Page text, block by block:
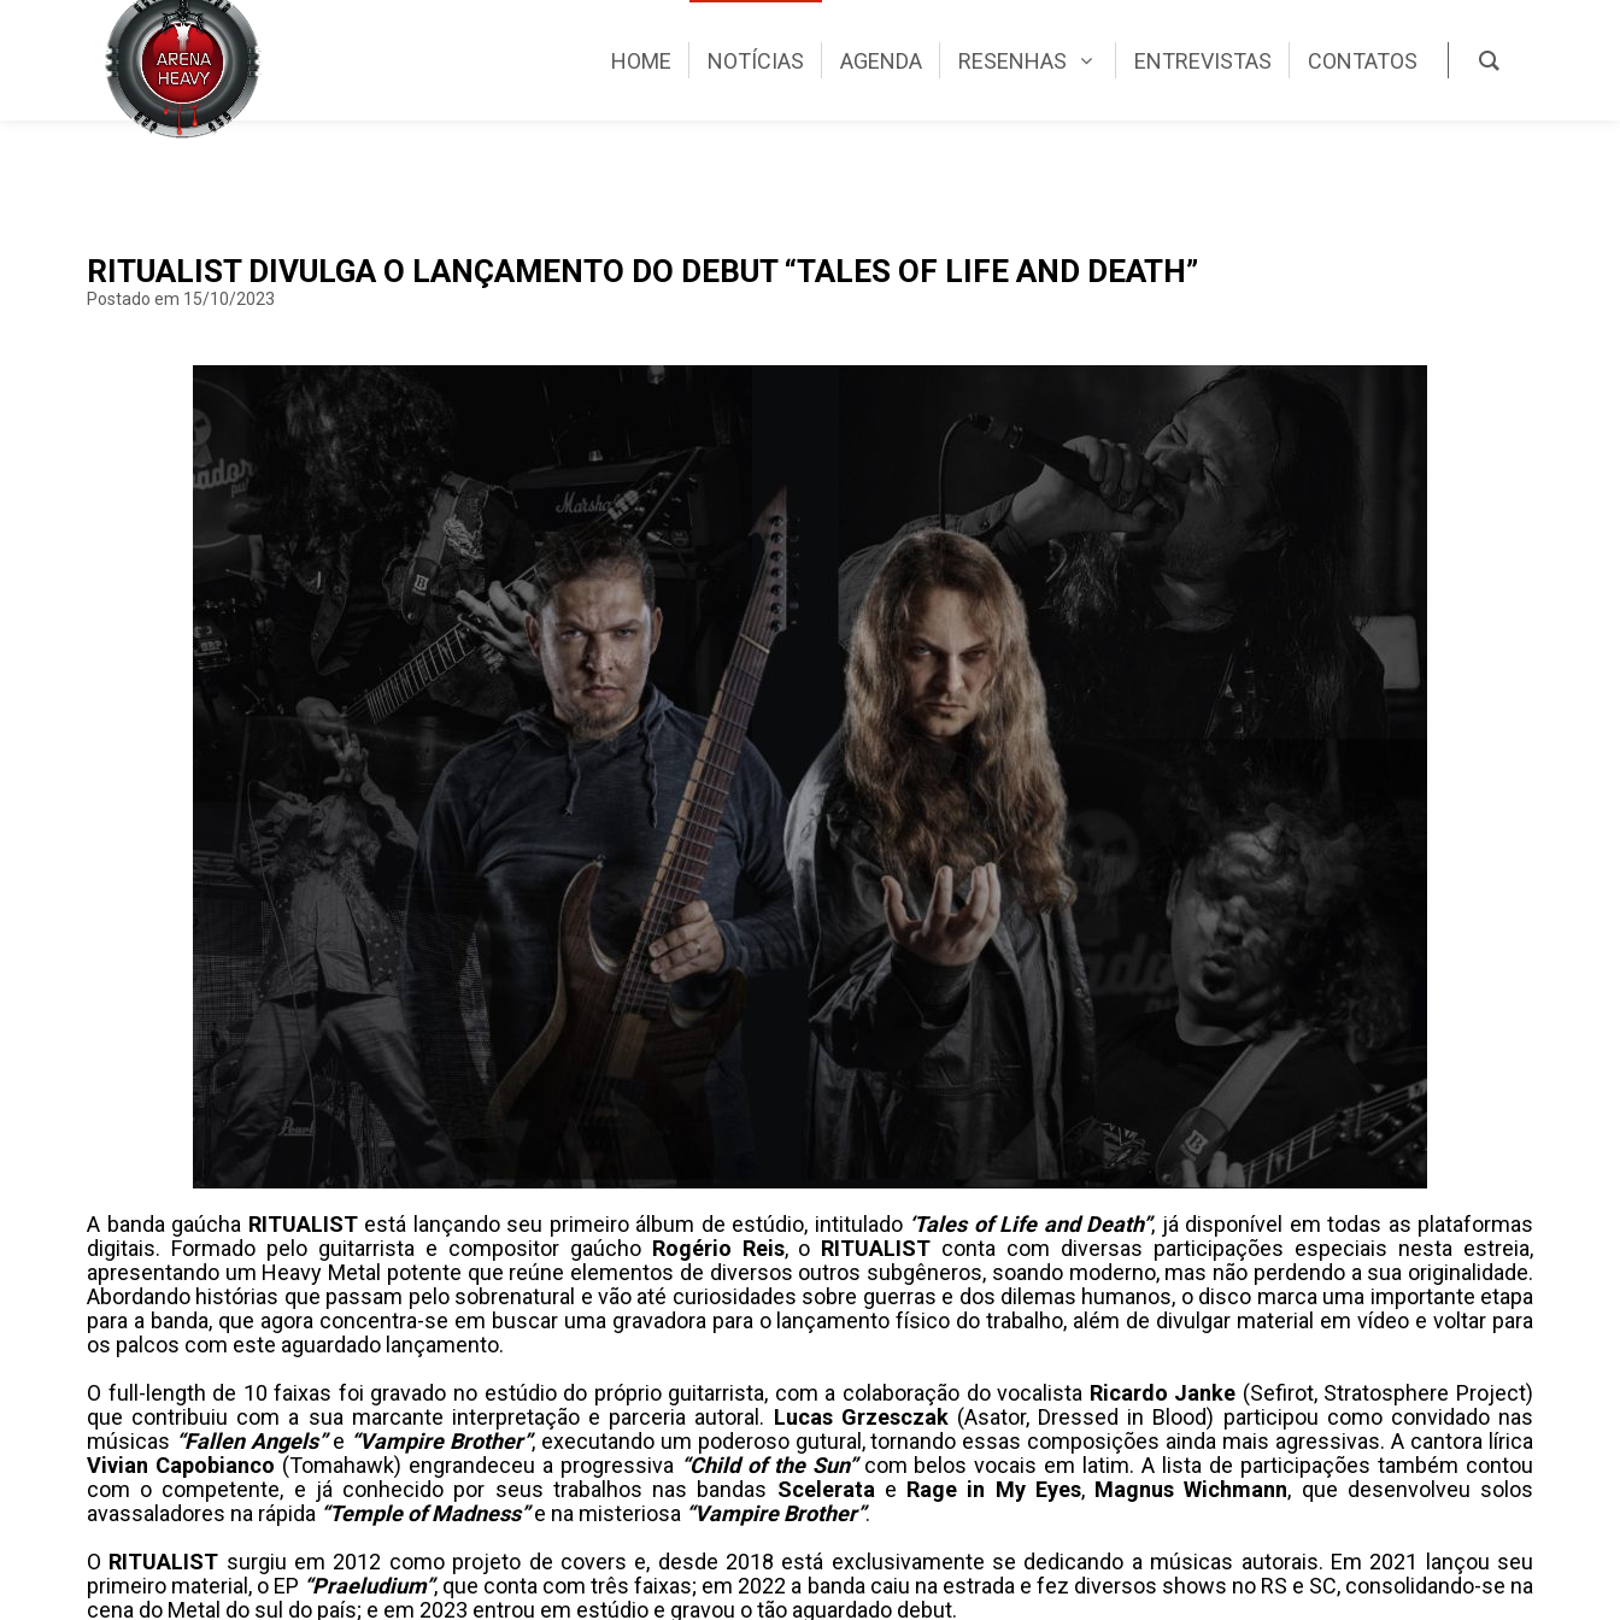
HOME NOTÍCIAS AGENDA RESENHAS ENTREVISTAS CONTATOS
RITUALIST DIVULGA O LANÇAMENTO DO DEBUT “TALES OF LIFE AND DEATH”
Postado em 15/10/2023
A banda gaúcha RITUALIST está lançando seu primeiro álbum de estúdio, intitulado ‘Tales of Life and Death”, já disponível em todas as plataformas
digitais. Formado pelo guitarrista e compositor gaúcho Rogério Reis, o RITUALIST conta com diversas participações especiais nesta estreia,
apresentando um Heavy Metal potente que reúne elementos de diversos outros subgêneros, soando moderno, mas não perdendo a sua originalidade.
Abordando histórias que passam pelo sobrenatural e vão até curiosidades sobre guerras e dos dilemas humanos, o disco marca uma importante etapa
para a banda, que agora concentra-se em buscar uma gravadora para o lançamento físico do trabalho, além de divulgar material em vídeo e voltar para
os palcos com este aguardado lançamento.
O full-length de 10 faixas foi gravado no estúdio do próprio guitarrista, com a colaboração do vocalista Ricardo Janke (Sefirot, Stratosphere Project)
que contribuiu com a sua marcante interpretação e parceria autoral. Lucas Grzesczak (Asator, Dressed in Blood) participou como convidado nas
músicas “Fallen Angels”e “Vampire Brother”, executando um poderoso gutural, tornando essas composições ainda mais agressivas. A cantora lírica
Vivian Capobianco (Tomahawk) engrandeceu a progressiva “Child of the Sun”com belos vocais em latim. A lista de participações também contou
com o competente, e já conhecido por seus trabalhos nas bandas Scelerata e Rage in My Eyes, Magnus Wichmann, que desenvolveu solos
avassaladores na rápida “Temple of Madness”e na misteriosa “Vampire Brother”.
O RITUALIST surgiu em 2012 como projeto de covers e, desde 2018 está exclusivamente se dedicando a músicas autorais. Em 2021 lançou seu
primeiro material, o EP “Praeludium”, que conta com três faixas; em 2022 a banda caiu na estrada e fez diversos shows no RS e SC, consolidando-se na
cena do Metal do sul do país; e em 2023 entrou em estúdio e gravou o tão aguardado debut.